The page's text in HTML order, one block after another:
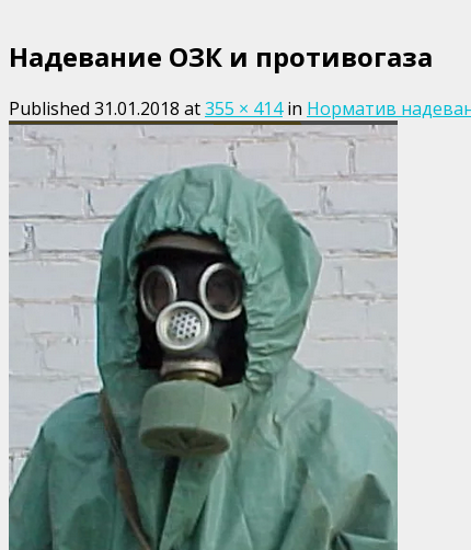
Надевание ОЗК и противогаза
Published 31.01.2018 at355 × 414in Норматив